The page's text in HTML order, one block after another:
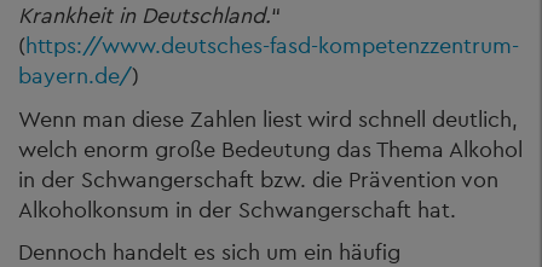
Krankheit in Deutschland.“
(https://www.deutsches-fasd-kompetenzzentrum-
bayern.de/)
Wenn man diese Zahlen liest wird schnell deutlich,
welch enorm große Bedeutung das Thema Alkohol
in der Schwangerschaft bzw. die Prävention von
Alkoholkonsum in der Schwangerschaft hat.
Dennoch handelt es sich um ein häufig